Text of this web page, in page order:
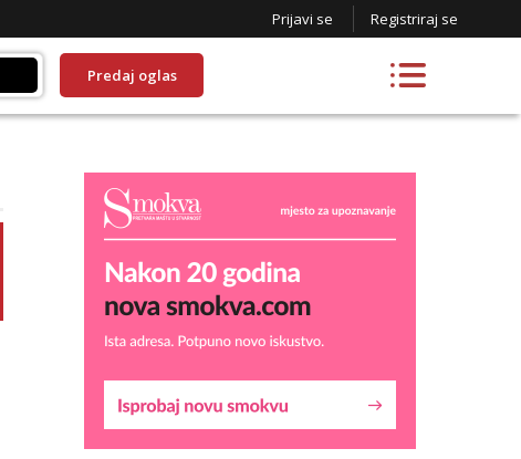
Prijavi se Registriraj se
Predaj oglas
Kristina